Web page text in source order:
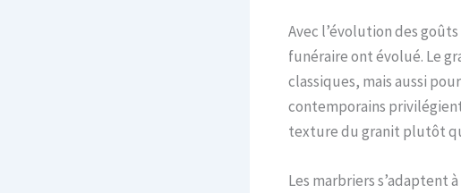
Avec l’évolution des
funéraire ont évolué. Le
classiques, mais aussi
contemporains
texture du granit plutôt
Les marbriers s’adaptent